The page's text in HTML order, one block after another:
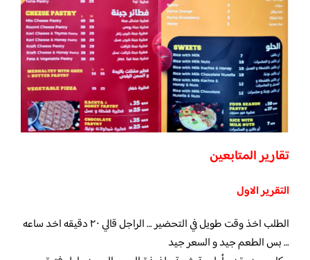
تقارير المتابعين
التقرير الاول
الطلب اخذ وقت طويل في التحضير … الراجل قالي ٢٠ دقيقه اخد ساعه
… بس الطعم جيد و السعر جيد